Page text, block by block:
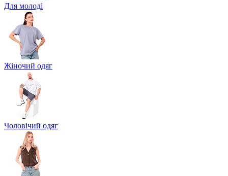
Для молоді
Жіночий одяг
Чоловічий одяг